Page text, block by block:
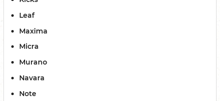
Leaf
Maxima
Micra
Murano
Navara
Note